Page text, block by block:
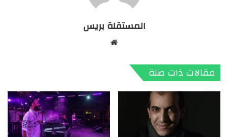
المستقلة بريس
مقالات ذات صلة